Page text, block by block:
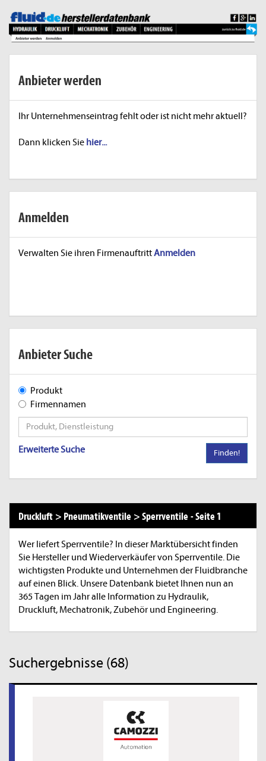
Anbieter werden
Ihr Unternehmenseintrag fehlt oder ist nicht mehr aktuell?
Dann klicken Sie hier...
Anmelden
Verwalten Sie ihren FirmenauftrittAnmelden
Anbieter Suche
Produkt
Firmennamen
Erweiterte Suche Finden!
Druckluft > Pneumatikventile >Sperrventile -Seite 1
Wer liefert Sperrventile? In dieser Marktübersicht finden
Sie Hersteller und Wiederverkäufer von Sperrventile. Die
wichtigsten Produkte und Unternehmen der Fluidbranche
auf einen Blick. Unsere Datenbank bietet Ihnen nun an
365 Tagen im Jahr alle Information zu Hydraulik,
Druckluft, Mechatronik, Zubehör und Engineering.
Suchergebnisse (68)